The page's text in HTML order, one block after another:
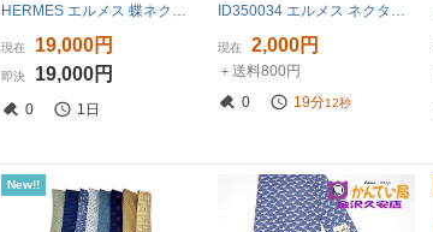
HERMES エルメス 蝶ネクタイ メンズ 仮面 シルク イエロー ブラック
現在 19,000円
即決 19,000円
0 1日
ID350034 エルメス ネクタイ 5075PA 総柄 イエロー系メンズ HERMES 中古
現在 2,000円
＋送料800円
0
19分11秒
New!!